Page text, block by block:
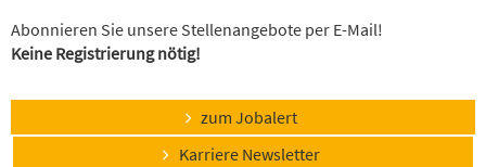
Abonnieren Sie unsere Stellenangebote per E-Mail!
Keine Registrierung nötig!
zum Jobalert
Karriere Newsletter